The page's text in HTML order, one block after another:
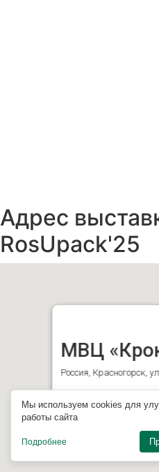
Мы используем cookies для
работы сайта
Подробнее
Адрес
RosUpack'25
МВЦ
Россия, Красногорск,
Проложить